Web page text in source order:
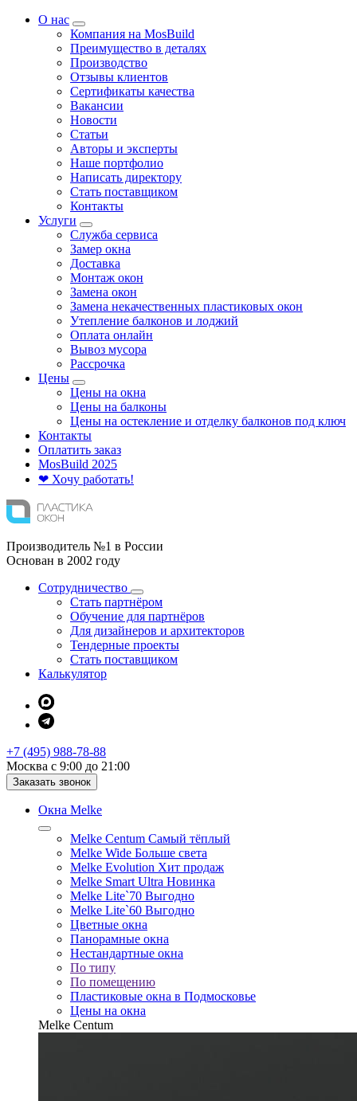
О нас
Компания на MosBuild
Преимущество в деталях
Производство
Отзывы клиентов
Сертификаты качества
Вакансии
Новости
Статьи
Авторы и эксперты
Нашe портфолио
Написать директору
Стать поставщиком
Контакты
Услуги
Служба сервиса
Замер окна
Доставка
Монтаж окон
Замена окон
Замена некачественных пластиковых окон
Утепление балконов и лоджий
Оплата онлайн
Вывоз мусора
Рассрочка
Цены
Цены на окна
Цены на балконы
Цены на остекление и отделку балконов под ключ
Контакты
Оплатить заказ
MosBuild 2025
❤ Хочу работать!
Производитель №1 в России
Основан в 2002 году
Сотрудничество
Стать партнёром
Обучение для партнёров
Для дизайнеров и архитекторов
Тендерные проекты
Стать поставщиком
Калькулятор
+7 (495) 988-78-88
Москва с 9:00 до 21:00
Заказать звонок
Окна Melke
Melke Centum Самый тёплый
Melke Wide Больше света
Melke Evolution Хит продаж
Melke Smart Ultra Новинка
Melke Lite`70 Выгодно
Melke Lite`60 Выгодно
Цветные окна
Панорамные окна
Нестандартные окна
По типу
По помещению
Пластиковые окна в Подмосковье
Цены на окна
Melke Centum